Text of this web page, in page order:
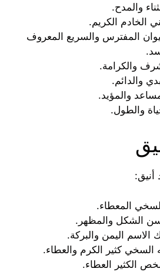
والمدح.
الخادم الكريم.
المفترس والسريع المعروف
والكرامة.
والدائم.
والمؤيد.
والطول.
أنيق:
المعطاء.
الشكل والمظهر.
الاسم اليمن والبركة.
السخي كثير الكرم والعطاء.
الكثير العطاء.